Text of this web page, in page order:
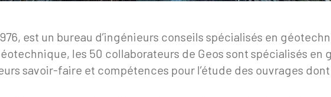
est un bureau d’ingénieurs conseils spécialisés en
les 50 collaborateurs de Geos sont spécialisés
savoir-faire et compétences pour l’étude des ouvrages